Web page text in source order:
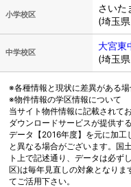
小学校区
さいた
(埼玉
中学校区
大宮東
(埼玉
※各種情報と現状に差異がある場
※物件情報の学区情報について
当サイト物件情報に記載されて
ダウンロードサービスが提供す
データ【2016年度】を元に加工
と異なる場合がございます。国
ト上で記述通り、データは必ず
区)は毎年見直しの対象となりま
てご活用下さい。